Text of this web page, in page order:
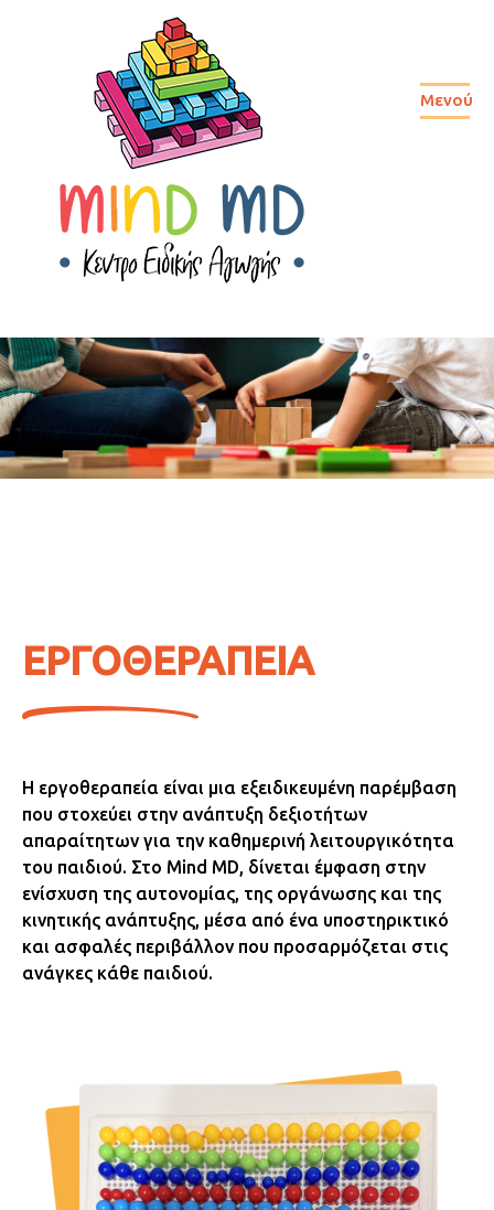
Μενού
ΕΡΓΟΘΕΡΑΠΕΙΑ
Η εργοθεραπεία είναι μια εξειδικευμένη παρέμβαση
που στοχεύει στην ανάπτυξη δεξιοτήτων
απαραίτητων για την καθημερινή λειτουργικότητα
του παιδιού. Στο Mind MD, δίνεται έμφαση στην
ενίσχυση της αυτονομίας, της οργάνωσης και της
κινητικής ανάπτυξης, μέσα από ένα υποστηρικτικό
και ασφαλές περιβάλλον που προσαρμόζεται στις
ανάγκες κάθε παιδιού.